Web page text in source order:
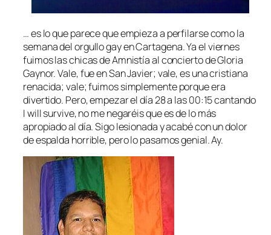
… es lo que parece que empieza a perfilarse comola
semana del orgullo gayen Cartagena.Ya el viernes
fuimos las chicas de Amnistía al concierto de Gloria
Gaynor. Vale, fue en San Javier; vale, es una cristiana
renacida; vale; fuimos simplemente porque era
divertido. Pero, empezar el día 28 a las 00:15 cantando
I will survive, no me negaréis que es de lo más
apropiado al día. Sigo lesionada y acabé con un dolor
de espalda horrible, pero lo pasamos genial. Ay.